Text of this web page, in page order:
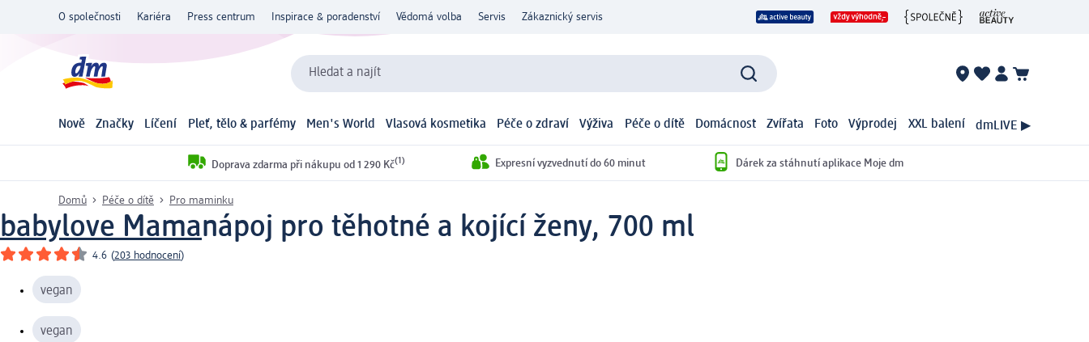
O společnosti Kariéra Press centrum Inspirace & poradenství Vědomá volba Servis Zákaznický servis
Hledat a najít
Nově Značky Líčení Pleť, tělo & parfémy Men's World Vlasová kosmetika Péče o zdraví Výživa Péče o dítě Domácnost Zvířata Foto Výprodej XXL balení dmLIVE ▶
Doprava zdarma při nákupu od 1 290 Kč(1) Expresní vyzvednutí do 60 minut Dárek za stáhnutí aplikace Moje dm
Domů Péče o dítě Pro maminku
babylove Mamanápoj pro těhotné a kojící ženy, 700 ml
4.6 (203 hodnocení)
vegan
vegan